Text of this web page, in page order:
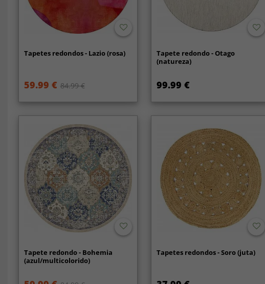
Tapetes redondos - Lazio (rosa)
59.99 € 84.99 €
Tapete redondo - Otago
(natureza)
99.99 €
Tapete redondo - Bohemia
(azul/multicolorido)
Tapetes redondos - Soro (juta)